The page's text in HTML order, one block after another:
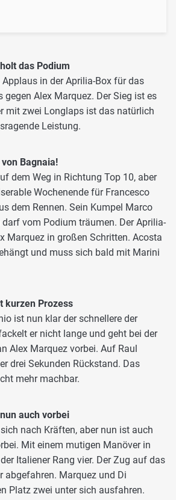
das Podium
in der Aprilia-Box für das
gegen Alex Marquez. Der Sieg ist es
mit zwei Longlaps ist das natürlich
Leistung.
Bagnaia!
dem Weg in Richtung Top 10, aber
Wochenende für Francesco
dem Rennen. Sein Kumpel Marco
darf vom Podium träumen. Der Aprilia-
Marquez in großen Schritten. Acosta
und muss sich bald mit Marini
kurzen Prozess
ist nun klar der schnellere der
er nicht lange und geht bei der
Alex Marquez vorbei. Auf Raul
drei Sekunden Rückstand. Das
mehr machbar.
auch vorbei
nach Kräften, aber nun ist auch
Mit einem mutigen Manöver in
Italiener Rang vier. Der Zug auf das
abgefahren. Marquez und Di
Platz zwei unter sich ausfahren.